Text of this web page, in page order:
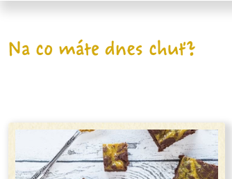
Na co máte dnes chuť?